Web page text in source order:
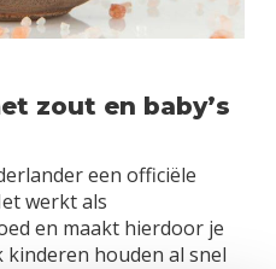
zout en baby’s
een officiële
werkt als
en maakt hierdoor je
houden al snel